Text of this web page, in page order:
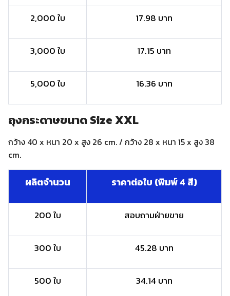
2,000 ใบ 17.98 บาท
3,000 ใบ 17.15 บาท
5,000 ใบ 16.36 บาท
ถุงกระดาษขนาด Size XXL
กว้าง 40 x หนา 20 x สูง 26 cm. / กว้าง 28 x หนา 15 x สูง 38
cm.
ผลิตจำนวน ราคาต่อใบ (พิมพ์ 4 สี)
200 ใบ สอบถามฝ่ายขาย
300 ใบ 45.28 บาท
500 ใบ 34.14 บาท